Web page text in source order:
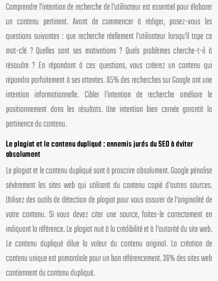
Comprendre l’intention de recherche de l’utilisateur est essentiel pour élaborer
un contenu pertinent. Avant de commencer à rédiger, posez-vous les
questions suivantes : que recherche réellement l’utilisateur lorsqu’il tape ce
mot-clé ? Quelles sont ses motivations ? Quels problèmes cherche-t-il à
résoudre ? En répondant à ces questions, vous créerez un contenu qui
répondra parfaitement à ses attentes. 65% des recherches sur Google ont une
intention informationnelle. Cibler l’intention de recherche améliore le
positionnement dans les résultats. Une intention bien cernée garantit la
pertinence du contenu.
Le plagiat et le contenu dupliqué : ennemis jurés du SEO à éviter
absolument
Le plagiat et le contenu dupliqué sont à proscrire absolument. Google pénalise
sévèrement les sites web qui utilisent du contenu copié d’autres sources.
Utilisez des outils de détection de plagiat pour vous assurer de l’originalité de
votre contenu. Si vous devez citer une source, faites-le correctement en
indiquant la référence. Le plagiat nuit à la crédibilité et à l’autorité du site web.
Le contenu dupliqué dilue la valeur du contenu original. La création de
contenu unique est primordiale pour un bon référencement. 36% des sites web
contiennent du contenu dupliqué.